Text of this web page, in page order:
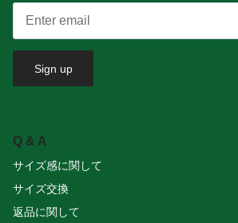
Sign up
Q & A
サイズ感に関して
サイズ交換
返品に関して